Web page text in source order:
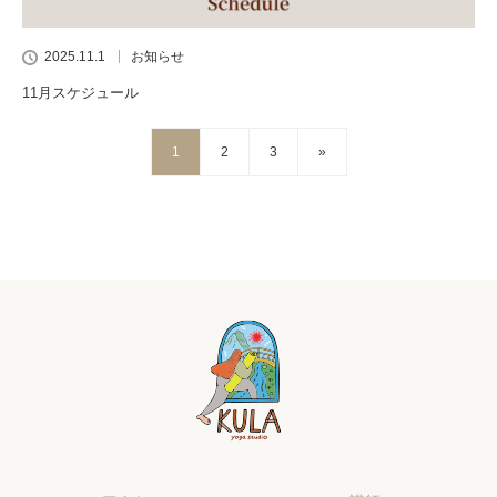
2025.11.1 お知らせ
11月スケジュール
1 2 3 »